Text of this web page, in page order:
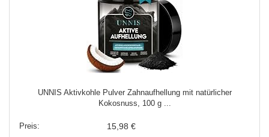
UNNIS Aktivkohle Pulver Zahnaufhellung mit natürlicher
Kokosnuss, 100 g ...
15,98 €